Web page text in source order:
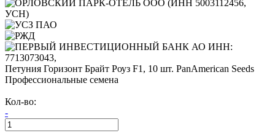
Петуния Горизонт Брайт Роуз F1, 10 шт. PanAmerican Seeds
Профессиональные семена
Кол-во:
-